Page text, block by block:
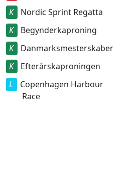
Nordic Sprint Regatta
Begynderkaproning
Danmarksmesterskaber
Efterårskaproningen
Copenhagen Harbour
Race